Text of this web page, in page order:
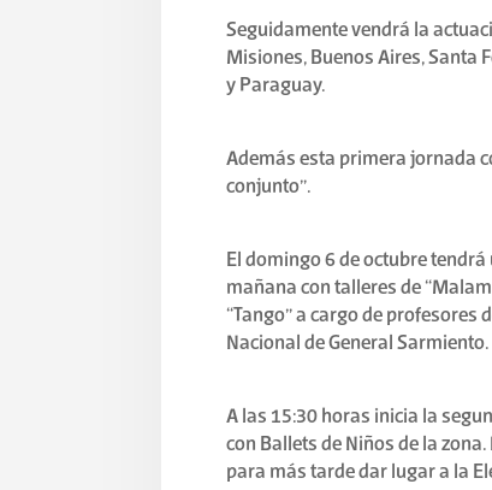
Seguidamente vendrá la
Misiones, Buenos Aires, Santa
y Paraguay.
Además esta primera jornada
conjunto”.
El domingo 6 de octubre
mañana con talleres de
“Tango” a cargo de profesores
Nacional de General Sarmiento.
A las 15:30 horas inicia la
con Ballets de Niños de la
para más tarde dar lugar a la